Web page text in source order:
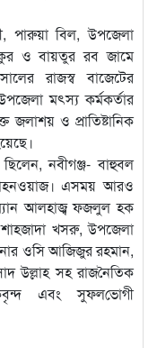
পারুয়া বিল, উপজেলা
ও বায়তুর রব জামে
রাজস্ব বাজেটের
মৎস্য কর্মকর্তার
জলাশয় ও প্রাতিষ্টানিক
নবীগঞ্জ- বাহুবল
এসময় আরও
আলহাজ্ব ফজলুল হক
খসরু, উপজেলা
ওসি আজিজুর রহমান,
উল্লাহ সহ রাজ‌নৈ‌তিক
এবং সুফল‌ভোগী